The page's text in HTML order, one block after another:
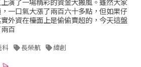
一口氣大漲了兩百六十多點，但如果仔
外資在檯面上是偷偷賣超的，今天這盤
百
科 長榮航 緯創